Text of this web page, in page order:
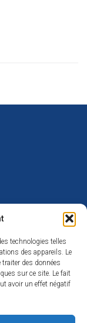
technologies telles
des appareils. Le
des données
sur ce site. Le fait
avoir un effet négatif
à 17h